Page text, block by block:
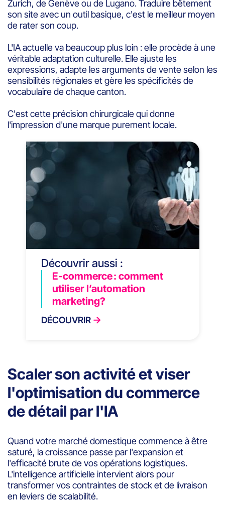
Zurich, de Genève ou de Lugano. Traduire bêtement
son site avec un outil basique, c'est le meilleur moyen
de rater son coup.
L'IA actuelle va beaucoup plus loin : elle procède à une
véritable adaptation culturelle. Elle ajuste les
expressions, adapte les arguments de vente selon les
sensibilités régionales et gère les spécificités de
vocabulaire de chaque canton.
C'est cette précision chirurgicale qui donne
l'impression d'une marque purement locale.
Découvrir aussi :
E-commerce : comment
utiliser l’automation
marketing?
DÉCOUVRIR
Scaler son activité et viser
l'optimisation du commerce
de détail par l'IA
Quand votre marché domestique commence à être
saturé, la croissance passe par l'expansion et
l'efficacité brute de vos opérations logistiques.
L'intelligence artificielle intervient alors pour
transformer vos contraintes de stock et de livraison
en leviers de scalabilité.